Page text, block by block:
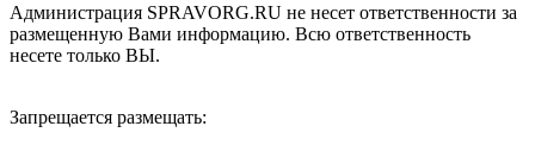
Администрация SPRAVORG.RU не несет ответственности за
размещенную Вами информацию. Всю ответственность
несете только ВЫ.
Запрещается размещать: